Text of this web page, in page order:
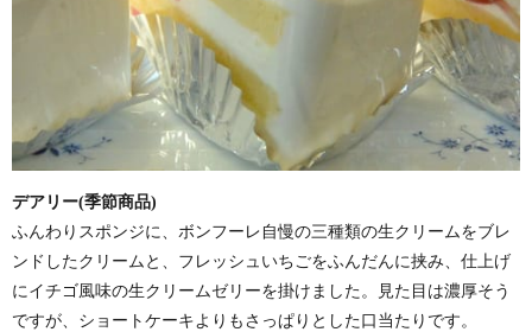
デアリー(季節商品)
ふんわりスポンジに、ボンフーレ自慢の三種類の生クリームをブレ
ンドしたクリームと、フレッシュいちごをふんだんに挟み、仕上げ
にイチゴ風味の生クリームゼリーを掛けました。見た目は濃厚そう
ですが、ショートケーキよりもさっぱりとした口当たりです。